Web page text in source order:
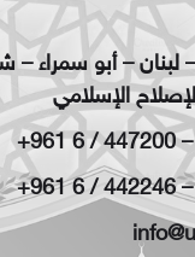
– أبو سمراء –
الإسلامي
+961 6 / 447200–
+961 6 / 442246